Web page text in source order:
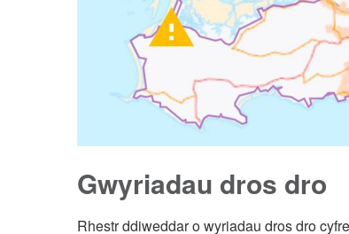
Gwyriadau dros dro
Rhestr ddiweddar o wyriadau dros dro